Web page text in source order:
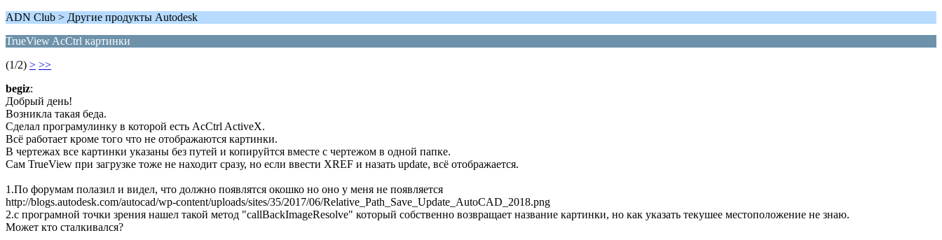
ADN Club > Другие продукты Autodesk
TrueView AcCtrl картинки
(1/2) > >>
begiz:
Добрый день!
Возникла такая беда.
Сделал програмулинку в которой есть AcCtrl ActiveX.
Всё работает кроме того что не отображаются картинки.
В чертежах все картинки указаны без путей и копируйтся вместе с чертежом в одной папке.
Сам TrueView при загрузке тоже не находит сразу, но если ввести XREF и назать update, всё отображается.
1.По форумам полазил и видел, что должно появлятся окошко но оно у меня не появляется
http://blogs.autodesk.com/autocad/wp-content/uploads/sites/35/2017/06/Relative_Path_Save_Update_AutoCAD_2018.png
2.с програмной точки зрения нашел такой метод "callBackImageResolve" который собственно возвращает название картинки, но как указать текушее местоположение не знаю.
Может кто сталкивался?